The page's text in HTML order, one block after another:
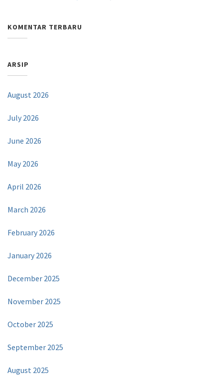
KOMENTAR TERBARU
ARSIP
August 2026
July 2026
June 2026
May 2026
April 2026
March 2026
February 2026
January 2026
December 2025
November 2025
October 2025
September 2025
August 2025